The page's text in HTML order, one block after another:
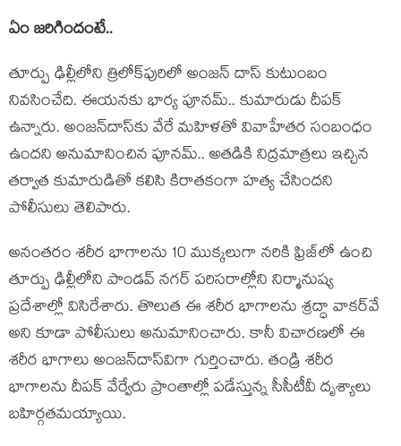
ఏం జ‌రిగిందంటే..
తూర్పు ఢిల్లీలోని త్రిలోక్‌పురిలో అంజన్‌ దాస్‌ కుటుంబం
నివసించేది. ఈయనకు భార్య పూనమ్.. కుమారుడు దీపక్
ఉన్నారు. అంజన్‌దాస్‌కు వేరే మహిళతో వివాహేతర సంబంధం
ఉందని అనుమానించిన పూనమ్‌.. అతడికి నిద్రమాత్రలు ఇచ్చిన
తర్వాత కుమారుడితో కలిసి కిరాతకంగా హత్య చేసిందని
పోలీసులు తెలిపారు.
అనంతరం శరీర భాగాలను 10 ముక్కలుగా నరికి ఫ్రిజ్‌లో ఉంచి
తూర్పు ఢిల్లీలోని పాండవ్ నగర్ పరిసరాల్లోని నిర్మానుష్య
ప్రదేశాల్లో విసిరేశారు. తొలుత ఈ శరీర భాగాలను శ్రద్ధా వాకర్‌వే
అని కూడా పోలీసులు అనుమానించారు. కానీ విచారణలో ఈ
శరీర భాగాలు అంజన్‌దాస్‌విగా గుర్తించారు. తండ్రి శరీర
భాగాలను దీపక్‌ వేర్వేరు ప్రాంతాల్లో పడేస్తున్న సీసీటీవీ దృశ్యాలు
బహిర్గతమయ్యాయి.